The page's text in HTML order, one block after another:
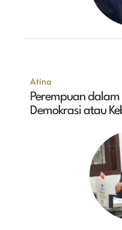
Atina
Perempuan
Demokrasi atau